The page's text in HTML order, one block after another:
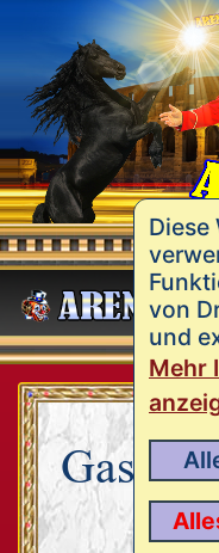
Diese
von
und
Mehr